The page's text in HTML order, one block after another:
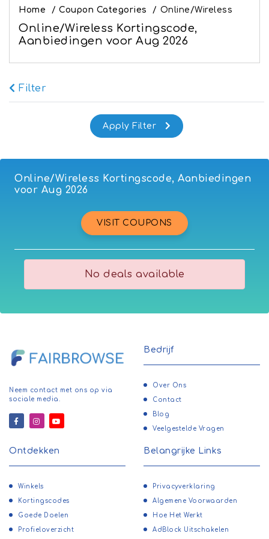
Home / Coupon Categories / Online/Wireless
Online/Wireless Kortingscode,
Aanbiedingen voor Aug 2026
Online/Wireless Kortingscode, Aanbiedingen
voor Aug 2026
VISIT COUPONS
No deals available
Neem contact met ons op via
sociale media.
Bedrijf
Over Ons
Contact
Blog
Veelgestelde Vragen
Ontdekken
Winkels
Kortingscodes
Goede Doelen
Profieloverzicht
Belangrijke Links
Privacyverklaring
Algemene Voorwaarden
Hoe Het Werkt
AdBlock Uitschakelen